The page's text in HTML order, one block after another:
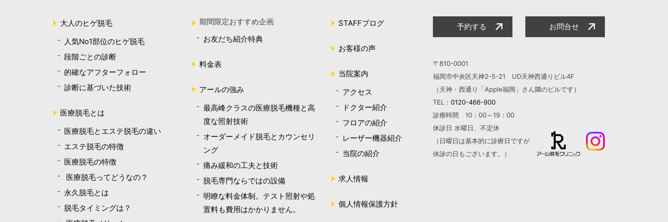
大人のヒゲ脱毛
人気No1部位のヒゲ脱毛
段階ごとの診断
的確なアフターフォロー
診断に基づいた技術
医療脱毛とは
医療脱毛とエステ脱毛の違い
エステ脱毛の特徴
医療脱毛の特徴
医療脱毛ってどうなの？
永久脱毛とは
脱毛タイミングは？
期間限定おすすめ企画
お友だち紹介特典
料金表
アールの強み
最高峰クラスの医療脱毛機種と高
度な照射技術
オーダーメイド脱毛とカウンセリ
ング
痛み緩和の工夫と技術
脱毛専門ならではの設備
明瞭な料金体制。テスト照射や処
置料も費用はかかりません。
STAFFブログ
お客様の声
当院案内
アクセス
ドクター紹介
フロアの紹介
レーザー機器紹介
当院の紹介
求人情報
個人情報保護方針
予約する お問合せ
〒810-0001
福岡市中央区天神2-5-21 UD天神西通りビル4F
（天神・西通り「Apple福岡」さん隣のビルです）
TEL：0120-466-900
診療時間 10：00～19：00
休診日 水曜日、不定休
（日曜日は基本的に診療日ですが
休診の日もございます。）